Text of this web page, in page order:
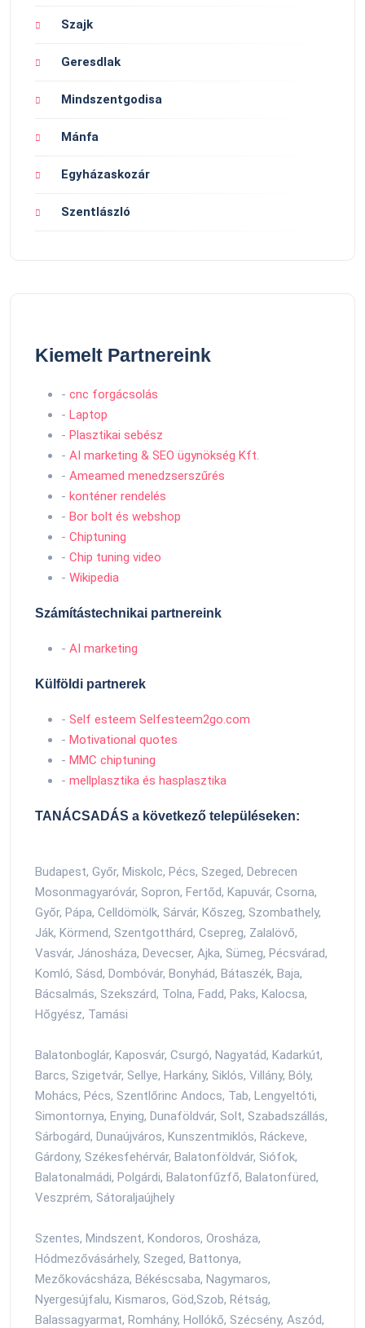
Szajk
Geresdlak
Mindszentgodisa
Mánfa
Egyházaskozár
Szentlászló
Kiemelt Partnereink
- cnc forgácsolás
- Laptop
- Plasztikai sebész
- AI marketing & SEO ügynökség Kft.
- Ameamed menedzserszűrés
- konténer rendelés
- Bor bolt és webshop
- Chiptuning
- Chip tuning video
- Wikipedia
Számítástechnikai partnereink
- AI marketing
Külföldi partnerek
- Self esteem Selfesteem2go.com
- Motivational quotes
- MMC chiptuning
- mellplasztika és hasplasztika
TANÁCSADÁS a következő településeken:
Budapest, Győr, Miskolc, Pécs, Szeged, Debrecen
Mosonmagyaróvár, Sopron, Fertőd, Kapuvár, Csorna,
Győr, Pápa, Celldömölk, Sárvár, Kőszeg, Szombathely,
Ják, Körmend, Szentgotthárd, Csepreg, Zalalövő,
Vasvár, Jánosháza, Devecser, Ajka, Sümeg, Pécsvárad,
Komló, Sásd, Dombóvár, Bonyhád, Bátaszék, Baja,
Bácsalmás, Szekszárd, Tolna, Fadd, Paks, Kalocsa,
Hőgyész, Tamási
Balatonboglár, Kaposvár, Csurgó, Nagyatád, Kadarkút,
Barcs, Szigetvár, Sellye, Harkány, Siklós, Villány, Bóly,
Mohács, Pécs, Szentlőrinc Andocs, Tab, Lengyeltóti,
Simontornya, Enying, Dunaföldvár, Solt, Szabadszállás,
Sárbogárd, Dunaújváros, Kunszentmiklós, Ráckeve,
Gárdony, Székesfehérvár, Balatonföldvár, Siófok,
Balatonalmádi, Polgárdi, Balatonfűzfő, Balatonfüred,
Veszprém, Sátoraljaújhely
Szentes, Mindszent, Kondoros, Orosháza,
Hódmezővásárhely, Szeged, Battonya,
Mezőkovácsháza, Békéscsaba, Nagymaros,
Nyergesújfalu, Kismaros, Göd,Szob, Rétság,
Balassagyarmat, Romhány, Hollókő, Szécsény, Aszód,